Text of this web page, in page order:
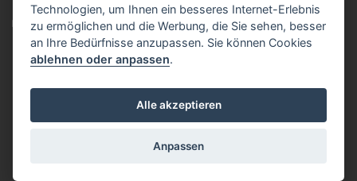
IMPRESSUM
Technologien, um Ihnen ein besseres Internet-Erlebnis
zu ermöglichen und die Werbung, die Sie sehen, besser
an Ihre Bedürfnisse anzupassen. Sie können Cookies
ablehnen oder anpassen.
Alle akzeptieren
Anpassen